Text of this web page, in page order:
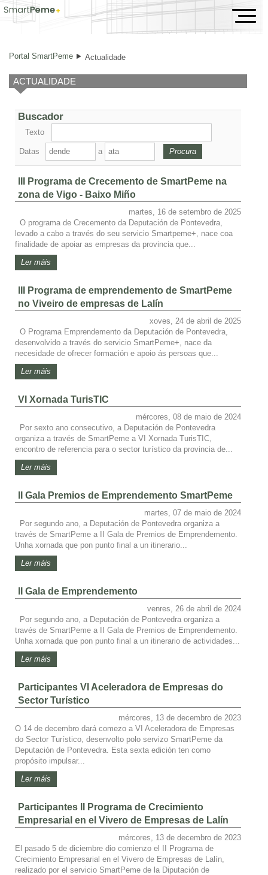
Actualidade
Portal SmartPeme Actualidade
ACTUALIDADE
Buscador
Texto
Datas a
III Programa de Crecemento de SmartPeme na
zona de Vigo - Baixo Miño
martes, 16 de setembro de 2025
O programa de Crecemento da Deputación de Pontevedra,
levado a cabo a través do seu servicio Smartpeme+, nace coa
finalidade de apoiar as empresas da provincia que...
Ler máis
III Programa de emprendemento de SmartPeme
no Viveiro de empresas de Lalín
xoves, 24 de abril de 2025
O Programa Emprendemento da Deputación de Pontevedra,
desenvolvido a través do servicio SmartPeme+, nace da
necesidade de ofrecer formación e apoio ás persoas que...
Ler máis
VI Xornada TurisTIC
mércores, 08 de maio de 2024
Por sexto ano consecutivo, a Deputación de Pontevedra
organiza a través de SmartPeme a VI Xornada TurisTIC,
encontro de referencia para o sector turístico da provincia de...
Ler máis
II Gala Premios de Emprendemento SmartPeme
martes, 07 de maio de 2024
Por segundo ano, a Deputación de Pontevedra organiza a
través de SmartPeme a II Gala de Premios de Emprendemento.
Unha xornada que pon punto final a un itinerario...
Ler máis
II Gala de Emprendemento
venres, 26 de abril de 2024
Por segundo ano, a Deputación de Pontevedra organiza a
través de SmartPeme a II Gala de Premios de Emprendemento.
Unha xornada que pon punto final a un itinerario de actividades...
Ler máis
Participantes VI Aceleradora de Empresas do
Sector Turístico
mércores, 13 de decembro de 2023
O 14 de decembro dará comezo a VI Aceleradora de Empresas
do Sector Turístico, desenvolto polo servizo SmartPeme da
Deputación de Pontevedra. Esta sexta edición ten como
propósito impulsar...
Ler máis
Participantes II Programa de Crecimiento
Empresarial en el Vivero de Empresas de Lalín
mércores, 13 de decembro de 2023
El pasado 5 de diciembre dio comienzo el II Programa de
Crecimiento Empresarial en el Vivero de Empresas de Lalín,
realizado por el servicio SmartPeme de la Diputación de